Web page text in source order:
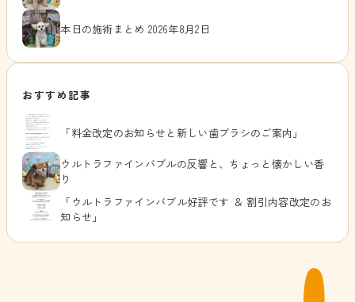
本日の施術まとめ 2026年8月2日
おすすめ記事
「料金改定のお知らせと新しい歯ブラシのご案内」
ウルトラファインバブルの反響と、ちょっと懐かしい香
り
「ウルトラファインバブル好評です ＆ 割引内容改定のお
知らせ」